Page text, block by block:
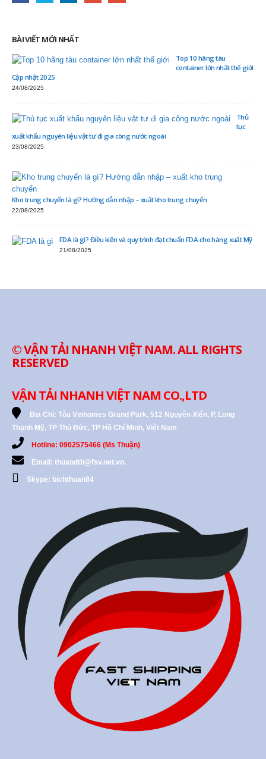
BÀI VIẾT MỚI NHẤT
Top 10 hãng tàu
container lớn nhất thế giới
Cập nhật 2025
24/08/2025
Thủ
tục
xuất khẩu nguyên liệu vật tư đi gia công nước ngoài
23/08/2025
Kho trung chuyển là gì? Hướng dẫn nhập – xuất kho trung chuyển
22/08/2025
FDA là gì? Điều kiện và quy trình đạt chuẩn FDA cho hàng xuất Mỹ
21/08/2025
© VẬN TẢI NHANH VIỆT NAM. ALL RIGHTS
RESERVED
VẬN TẢI NHANH VIỆT NAM CO.,LTD
Địa Chỉ: Tòa Vinhomes Grand Park, 512 Nguyễn Xiển, P. Long
Thạnh Mỹ, TP Thủ Đức, TP Hồ Chí Minh, Việt Nam
Hotline: 0902575466 (Ms Thuận)
Email: thuandtb@fsv.net.vn.
Skype: bichthuan84